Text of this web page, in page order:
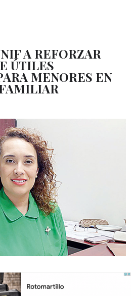
A REFORZAR
ÚTILES
MENORES EN